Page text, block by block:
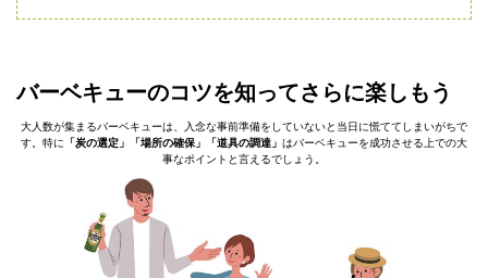
バーベキューのコツを知ってさらに楽しもう
大人数が集まるバーベキューは、入念な事前準備をしていないと当日に慌ててしまいがちで
す。特に 「炭の選定」「場所の確保」「道具の調達」 はバーベキューを成功させる上での大
事なポイントと言えるでしょう。